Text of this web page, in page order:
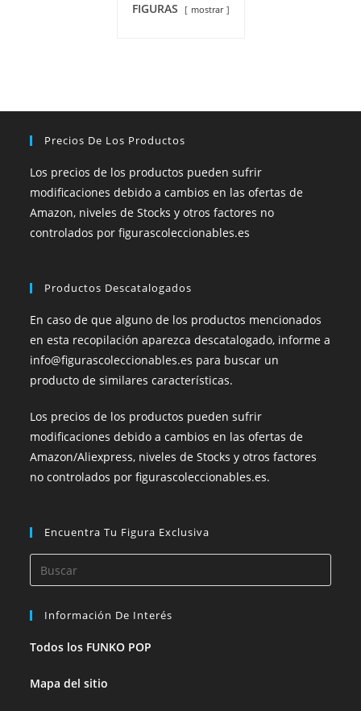
FIGURAS mostrar
Precios De Los Productos
Los precios de los productos pueden sufrir
modificaciones debido a cambios en las ofertas de
Amazon, niveles de Stocks y otros factores no
controlados por figurascoleccionables.es
Productos Descatalogados
En caso de que alguno de los productos mencionados
en esta recopilación aparezca descatalogado, informe a
info@figurascoleccionables.es para buscar un
producto de similares características.
Los precios de los productos pueden sufrir
modificaciones debido a cambios en las ofertas de
Amazon/Aliexpress, niveles de Stocks y otros factores
no controlados por figurascoleccionables.es.
Encuentra Tu Figura Exclusiva
Información De Interés
Todos los FUNKO POP
Mapa del sitio